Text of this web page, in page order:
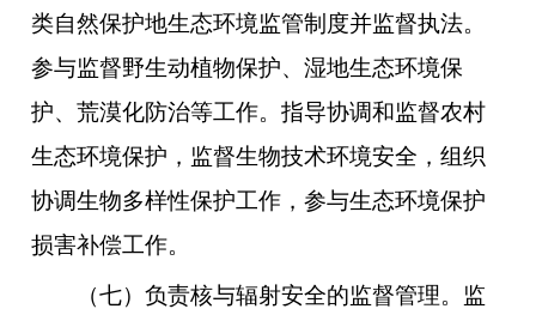
类自然保护地生态环境监管制度并监督执法。
参与监督野生动植物保护、湿地生态环境保
护、荒漠化防治等工作。指导协调和监督农村
生态环境保护，监督生物技术环境安全，组织
协调生物多样性保护工作，参与生态环境保护
损害补偿工作。
（七）负责核与辐射安全的监督管理。监